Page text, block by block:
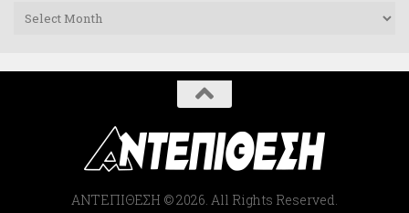
Archives
ΑΝΤΕΠΙΘΕΣΗ © 2026. All Rights Reserved.